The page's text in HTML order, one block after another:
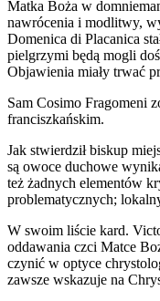
Matka Boża w
nawrócenia i modlitwy,
Domenica di Placanica
pielgrzymi będą mogli
Objawienia miały trwać
Sam Cosimo Fragomeni
franciszkańskim.
Jak stwierdził biskup
są owoce duchowe
też żadnych elementów
problematycznych;
W swoim liście kard.
oddawania czci Matce
czynić w optyce
zawsze wskazuje na